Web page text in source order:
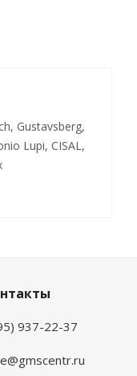
Gustavsberg,
Lupi, CISAL,
937-22-37